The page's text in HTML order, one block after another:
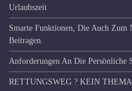
Urlaubszeit
Smarte Funktionen, Die Auch Zum
Beitragen.
Anforderungen An Die Persönliche
RETTUNGSWEG ? KEIN